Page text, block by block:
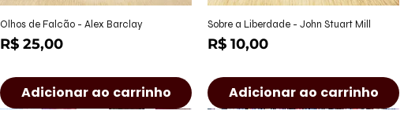
Visualização rápida
Olhos de Falcão - Alex Barclay
Preço
R$ 25,00
Adicionar ao carrinho
Visualização rápida
Sobre a Liberdade - John Stuart Mill
Preço
R$ 10,00
Adicionar ao carrinho